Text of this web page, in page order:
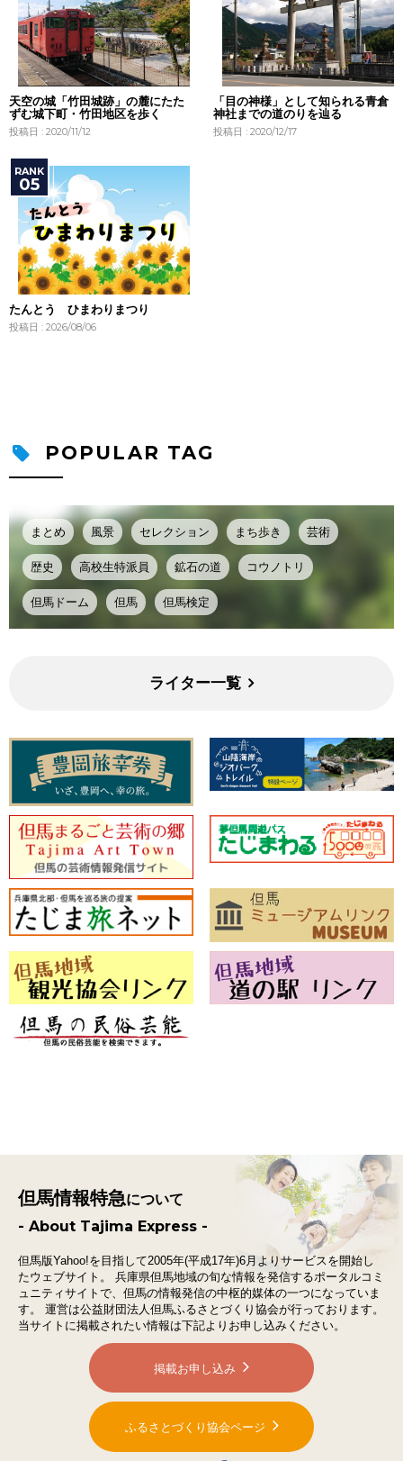
天空の城「竹田城跡」の麓にたた
ずむ城下町・竹田地区を歩く
投稿日 : 2020/11/12
「目の神様」として知られる青倉
神社までの道のりを辿る
投稿日 : 2020/12/17
たんとう ひまわりまつり
投稿日 : 2026/08/06
POPULAR TAG
まとめ 風景 セレクション まち歩き 芸術
歴史 高校生特派員 鉱石の道 コウノトリ
但馬ドーム 但馬 但馬検定
ライター一覧
但馬情報特急について
- About Tajima Express -
但馬版Yahoo!を目指して2005年(平成17年)6月よりサービスを開始し
たウェブサイト。
兵庫県但馬地域の旬な情報を発信するポータルコミ
ュニティサイトで、 但馬の情報発信の中枢的媒体の一つになっていま
す。
運営は公益財団法人但馬ふるさとづくり協会が行っております。
当サイトに掲載されたい情報は下記よりお申し込みください。
掲載お申し込み
ふるさとづくり協会ページ